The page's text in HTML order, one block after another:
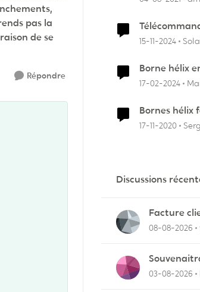
pas la
de se
Répondre
15-11-2024
Borne hélix
17-02-2024
Bornes hélix
17-11-2020
Discussions
Facture
08-08-2026
03-08-2026